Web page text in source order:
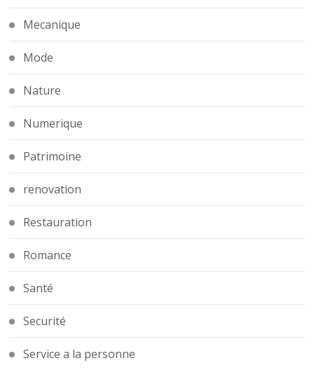
Mecanique
Mode
Nature
Numerique
Patrimoine
renovation
Restauration
Romance
Santé
Securité
Service a la personne